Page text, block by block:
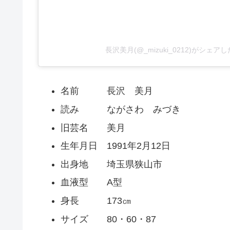
長沢美月(@_mizuki_0212)がシェアし
名前 長沢 美月
読み ながさわ みづき
旧芸名 美月
生年月日 1991年2月12日
出身地 埼玉県狭山市
血液型 A型
身長 173㎝
サイズ 80・60・87